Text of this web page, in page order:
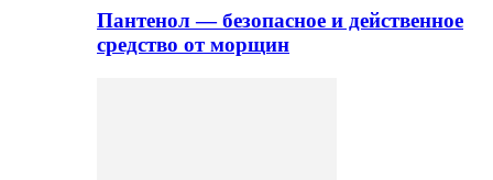
Пантенол — безопасное и действенное
средство от морщин